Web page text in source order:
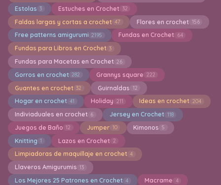
Estolas 3 Estuches en Crochet 32
Faldas largas y cortas a crochet 47 Flores en crochet 156
Free patterns amigurumi 2195 Fundas en Crochet 64
Fundas para Libros en Crochet 3
Fundas para Macetas en Crochet 26
Gorros en crochet 282 Grannys square 222
Guantes en crochet 32 Guirnaldas 12
Hogar en crochet 41 Holiday 211 Ideas en crochet 204
Indiviaduales en crochet 6 Jersey en Crochet 118
Juegos de Baño 12 Jumper 10 Kimonos 5
Knitting 1 Lazos en Crochet 2
Limpiadoras de maquillaje en crochet 4
Llaveros Amigurumis 13
Los Mejores 25 Patrones en Crochet 4 Macrame 4